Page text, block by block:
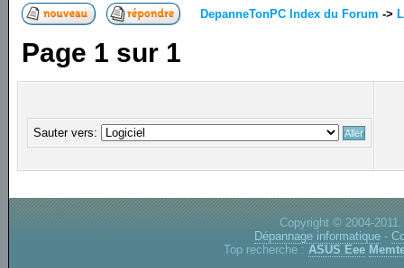
DepanneTonPC Index du Forum ->
Page 1 sur 1
Sauter vers:
Copyright © 2004-
Dépannage informatique -
Top recherche : ASUS Eee